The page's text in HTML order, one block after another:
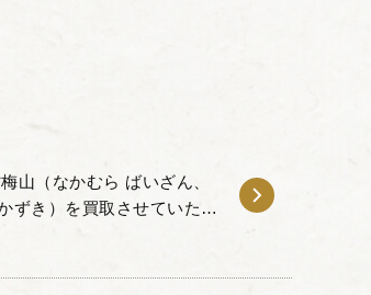
山（なかむら ばいざん、
ずき）を買取させていただ